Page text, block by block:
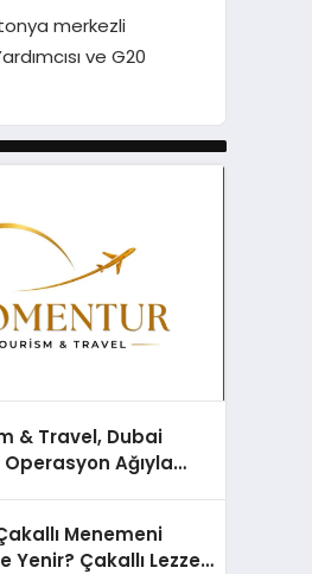
merkezli
ve G20
& Travel, Dubai
Ağıyla
Menemeni
Yenir? Çakallı Lezzet